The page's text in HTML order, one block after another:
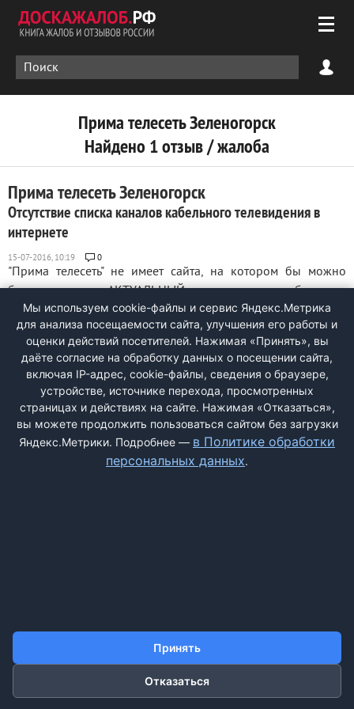
Прима телесеть Зеленогорск
Найдено 1 отзыв / жалоба
Прима телесеть Зеленогорск
Отсутствие списка каналов кабельного телевидения в
интернете
0
"Прима телесеть" не имеет сайта, на котором бы можно
было посмотреть АКТУАЛЬНЫЙ список каналов кабельного
телевидения. Каналы регулярно перемешиваются, чтобы их
настроить заново, приходится самостоятельно
пролистывать более сотни каалов, записывать их номера и
делать сортировку. Список, ...
ДОБАВИТЬ ЖАЛОБУ
КОНТАКТЫ
Мы используем cookie-файлы и сервис Яндекс.Метрика
для анализа посещаемости сайта, улучшения его работы и
оценки действий посетителей. Нажимая «Принять», вы
даёте согласие на обработку данных о посещении сайта,
включая IP-адрес, cookie-файлы, сведения о браузере,
устройстве, источнике перехода, просмотренных
страницах и действиях на сайте. Нажимая «Отказаться»,
вы можете продолжить пользоваться сайтом без загрузки
Яндекс.Метрики. Подробнее — в Политике обработки
персональных данных.
Принять
Отказаться